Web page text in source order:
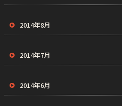
2014年8月
2014年7月
2014年6月